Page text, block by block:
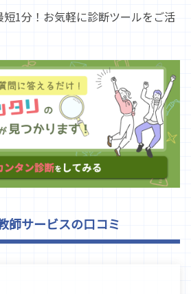
1分！お気軽に診断ツールをご活
師サービスの口コミ